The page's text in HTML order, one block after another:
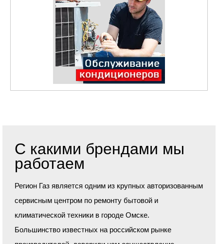
С какими брендами мы
работаем
Регион Газ является одним из крупных авторизованным
сервисным центром по ремонту бытовой и
климатической техники в городе Омске.
Большинство известных на российском рынке